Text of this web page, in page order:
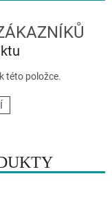
této položce.